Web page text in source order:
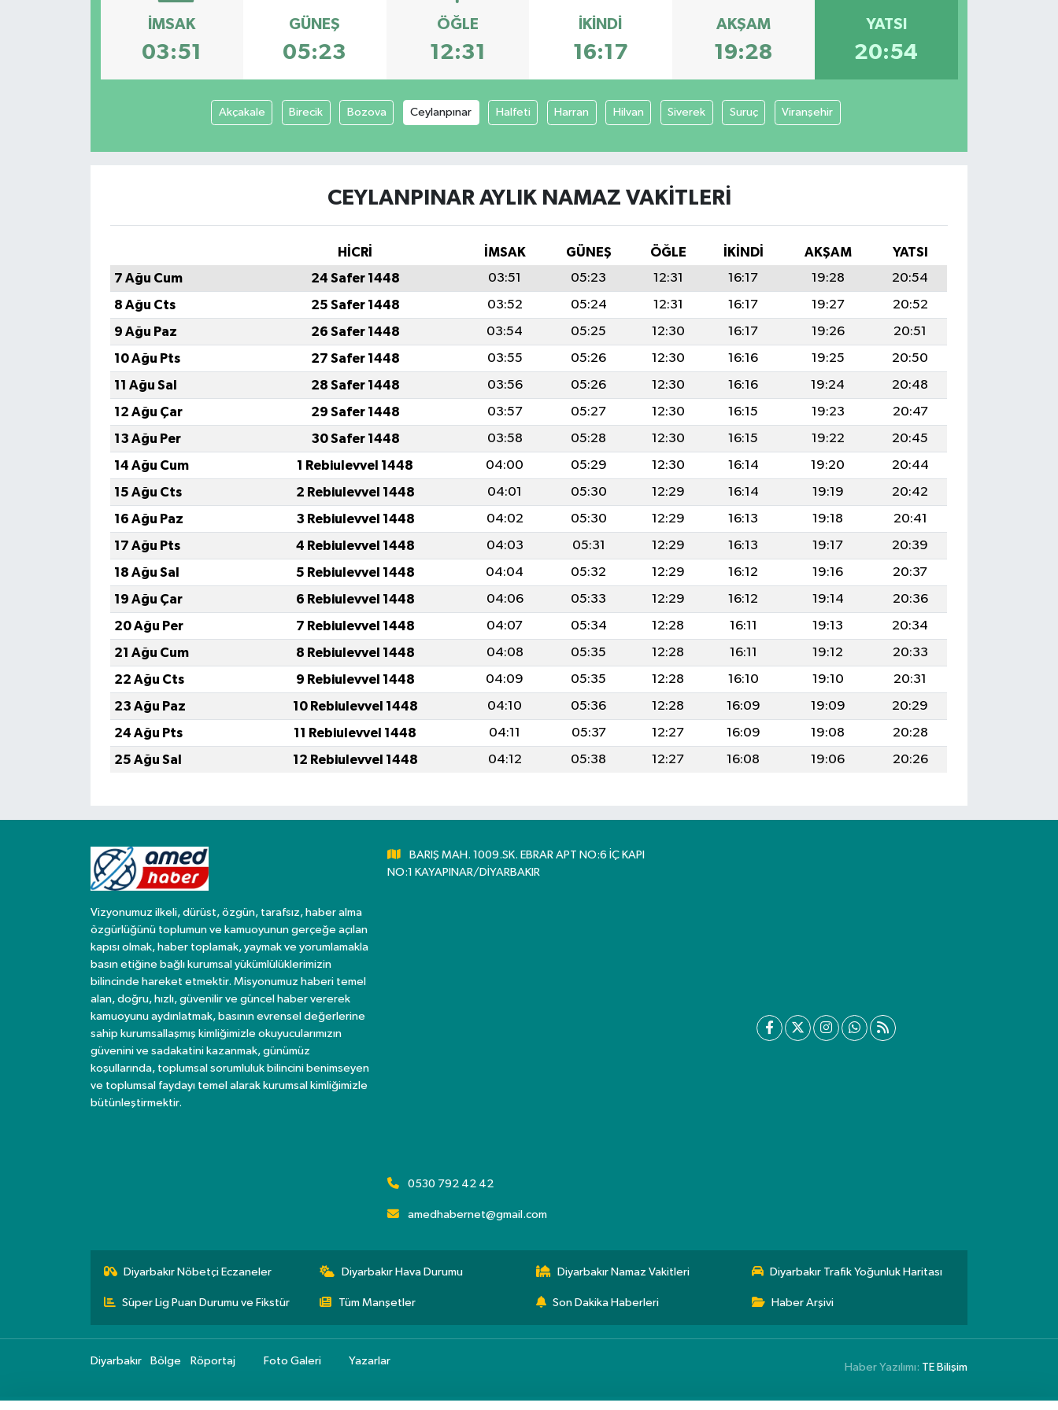
İMSAK
03:51
GÜNEŞ
05:23
ÖĞLE
12:31
İKINDI
16:17
AKŞAM
19:28
YATSI
20:54
Akçakale Birecik Bozova Ceylanpınar Halfeti Harran Hilvan Siverek Suruç Viranşehir
CEYLANPINAR AYLIK NAMAZ VAKITLERI
HİCRİ İMSAK GÜNEŞ ÖĞLE İKINDI AKŞAM
YATSI
7 Ağu Cum
24 Safer 1448 03:51 05:23 12:31 16:17 19:28
20:54
8 Ağu Cts
25 Safer 1448 03:52 05:24 12:31 16:17 19:27
20:52
9 Ağu Paz
26 Safer 1448 03:54 05:25 12:30 16:17 19:26
20:51
10 Ağu Pts
27 Safer 1448 03:55 05:26 12:30 16:16 19:25
20:50
11 Ağu Sal
28 Safer 1448 03:56 05:26 12:30 16:16 19:24
20:48
12 Ağu Çar
29 Safer 1448 03:57 05:27 12:30 16:15 19:23
20:47
13 Ağu Per
30 Safer 1448 03:58 05:28 12:30 16:15 19:22
20:45
14 Ağu Cum
1 Rebiulevvel 1448 04:00 05:29 12:30 16:14 19:20
20:44
15 Ağu Cts
2 Rebiulevvel 1448 04:01 05:30 12:29 16:14 19:19
20:42
16 Ağu Paz
3 Rebiulevvel 1448 04:02 05:30 12:29 16:13 19:18
20:41
17 Ağu Pts
4 Rebiulevvel 1448 04:03 05:31 12:29 16:13 19:17
20:39
18 Ağu Sal
5 Rebiulevvel 1448 04:04 05:32 12:29 16:12 19:16
20:37
19 Ağu Çar
6 Rebiulevvel 1448 04:06 05:33 12:29 16:12 19:14
20:36
20 Ağu Per
7 Rebiulevvel 1448 04:07 05:34 12:28 16:11 19:13
20:34
21 Ağu Cum
8 Rebiulevvel 1448 04:08 05:35 12:28 16:11 19:12
20:33
22 Ağu Cts
9 Rebiulevvel 1448 04:09 05:35 12:28 16:10 19:10
20:31
23 Ağu Paz
10 Rebiulevvel 1448 04:10 05:36 12:28 16:09 19:09
20:29
24 Ağu Pts
11 Rebiulevvel 1448 04:11 05:37 12:27 16:09 19:08
20:28
25 Ağu Sal
12 Rebiulevvel 1448 04:12 05:38 12:27 16:08 19:06 20:26
Vizyonumuz ilkeli, dürüst, özgün, tarafsız, haber alma
özgürlüğünü toplumun ve kamuoyunun gerçeğe açılan
kapısı olmak, haber toplamak, yaymak ve yorumlamakla
basın etiğine bağlı kurumsal yükümlülüklerimizin
bilincinde hareket etmektir. Misyonumuz haberi temel
alan, doğru, hızlı, güvenilir ve güncel haber vererek
kamuoyunu aydınlatmak, basının evrensel değerlerine
sahip kurumsallaşmış kimliğimizle okuyucularımızın
güvenini ve sadakatini kazanmak, günümüz
koşullarında, toplumsal sorumluluk bilincini benimseyen
ve toplumsal faydayı temel alarak kurumsal kimliğimizle
bütünleştirmektir.
BARIŞ MAH. 1009.SK. EBRAR APT NO:6 İÇ KAPI
NO:1 KAYAPINAR/DİYARBAKIR
0530 792 42 42
amedhabernet@gmail.com
Diyarbakır Nöbetçi Eczaneler Diyarbakır Hava Durumu Diyarbakır Namaz Vakitleri Diyarbakır Trafik Yoğunluk Haritası
Süper Lig Puan Durumu ve Fikstür Tüm Manşetler Son Dakika Haberleri Haber Arşivi
Diyarbakır Bölge Röportaj Foto Galeri Yazarlar
Haber Yazılımı: TE Bilişim
Sağlık & Yaşam